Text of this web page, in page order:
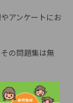
アンケートにお
の問題集は無